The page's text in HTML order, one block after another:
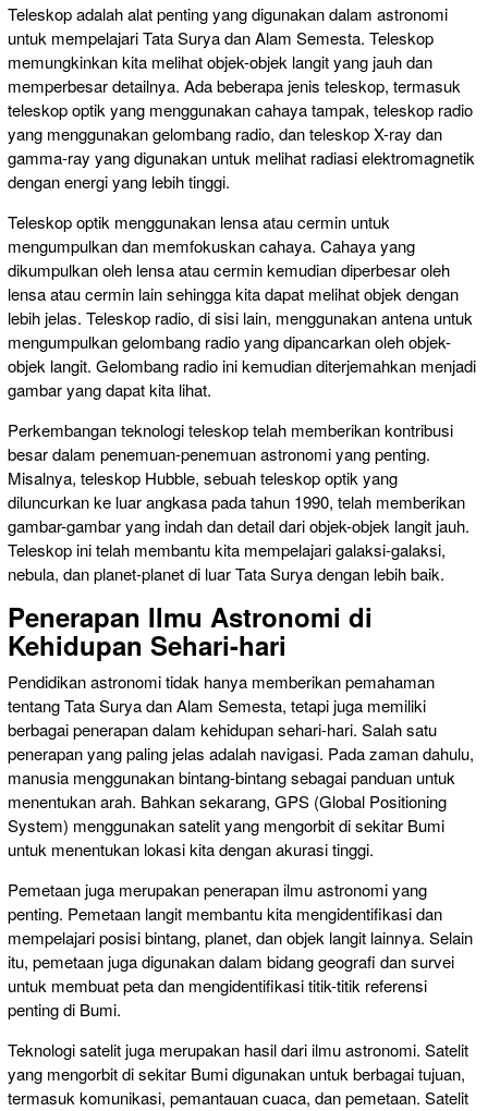
Teleskop adalah alat penting yang digunakan dalam astronomi
untuk mempelajari Tata Surya dan Alam Semesta. Teleskop
memungkinkan kita melihat objek-objek langit yang jauh dan
memperbesar detailnya. Ada beberapa jenis teleskop, termasuk
teleskop optik yang menggunakan cahaya tampak, teleskop radio
yang menggunakan gelombang radio, dan teleskop X-ray dan
gamma-ray yang digunakan untuk melihat radiasi elektromagnetik
dengan energi yang lebih tinggi.
Teleskop optik menggunakan lensa atau cermin untuk
mengumpulkan dan memfokuskan cahaya. Cahaya yang
dikumpulkan oleh lensa atau cermin kemudian diperbesar oleh
lensa atau cermin lain sehingga kita dapat melihat objek dengan
lebih jelas. Teleskop radio, di sisi lain, menggunakan antena untuk
mengumpulkan gelombang radio yang dipancarkan oleh objek-
objek langit. Gelombang radio ini kemudian diterjemahkan menjadi
gambar yang dapat kita lihat.
Perkembangan teknologi teleskop telah memberikan kontribusi
besar dalam penemuan-penemuan astronomi yang penting.
Misalnya, teleskop Hubble, sebuah teleskop optik yang
diluncurkan ke luar angkasa pada tahun 1990, telah memberikan
gambar-gambar yang indah dan detail dari objek-objek langit jauh.
Teleskop ini telah membantu kita mempelajari galaksi-galaksi,
nebula, dan planet-planet di luar Tata Surya dengan lebih baik.
Penerapan Ilmu Astronomi di
Kehidupan Sehari-hari
Pendidikan astronomi tidak hanya memberikan pemahaman
tentang Tata Surya dan Alam Semesta, tetapi juga memiliki
berbagai penerapan dalam kehidupan sehari-hari. Salah satu
penerapan yang paling jelas adalah navigasi. Pada zaman dahulu,
manusia menggunakan bintang-bintang sebagai panduan untuk
menentukan arah. Bahkan sekarang, GPS (Global Positioning
System) menggunakan satelit yang mengorbit di sekitar Bumi
untuk menentukan lokasi kita dengan akurasi tinggi.
Pemetaan juga merupakan penerapan ilmu astronomi yang
penting. Pemetaan langit membantu kita mengidentifikasi dan
mempelajari posisi bintang, planet, dan objek langit lainnya. Selain
itu, pemetaan juga digunakan dalam bidang geografi dan survei
untuk membuat peta dan mengidentifikasi titik-titik referensi
penting di Bumi.
Teknologi satelit juga merupakan hasil dari ilmu astronomi. Satelit
yang mengorbit di sekitar Bumi digunakan untuk berbagai tujuan,
termasuk komunikasi, pemantauan cuaca, dan pemetaan. Satelit